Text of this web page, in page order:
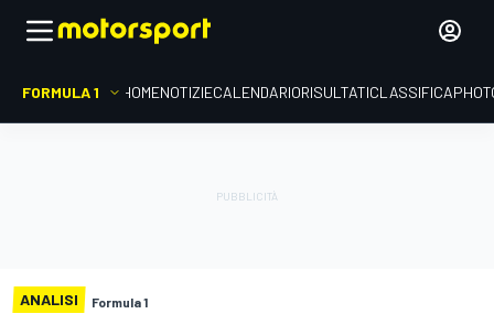
FORMULA 1 HOMENOTIZIECALENDARIORISULTATICLASSIFICA
ANALISI Formula 1